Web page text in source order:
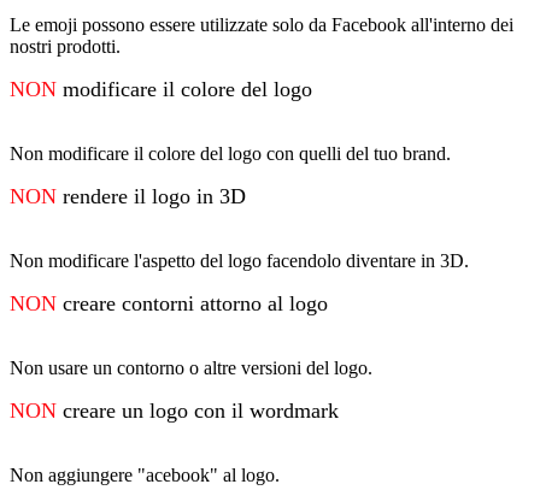
Le emoji possono essere utilizzate solo da Facebook all'interno dei
nostri prodotti.
NON modificare il colore del logo
Non modificare il colore del logo con quelli del tuo brand.
NON rendere il logo in 3D
Non modificare l'aspetto del logo facendolo diventare in 3D.
NON creare contorni attorno al logo
Non usare un contorno o altre versioni del logo.
NON creare un logo con il wordmark
Non aggiungere "acebook" al logo.